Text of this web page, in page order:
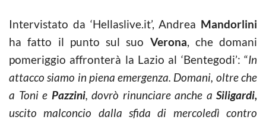
Intervistato da ‘Hellaslive.it’, Andrea Mandorlini
ha fatto il punto sul suo Verona, che domani
pomeriggio affronterà la Lazio al ‘Bentegodi’: “In
attacco siamo in piena emergenza. Domani, oltre che
a Toni e Pazzini, dovrò rinunciare anche a Siligardi,
uscito malconcio dalla sfida di mercoledì contro